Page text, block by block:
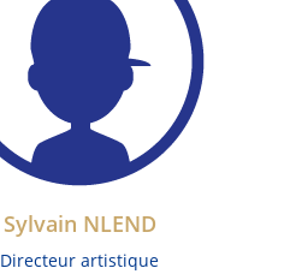
Sylvain NLEND
Directeur artistique